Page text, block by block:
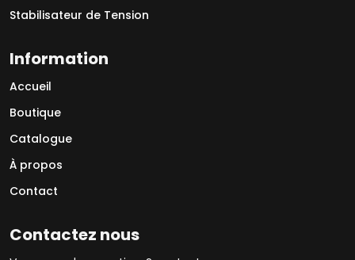
Stabilisateur de Tension
Information
Accueil
Boutique
Catalogue
À propos
Contact
Contactez nous